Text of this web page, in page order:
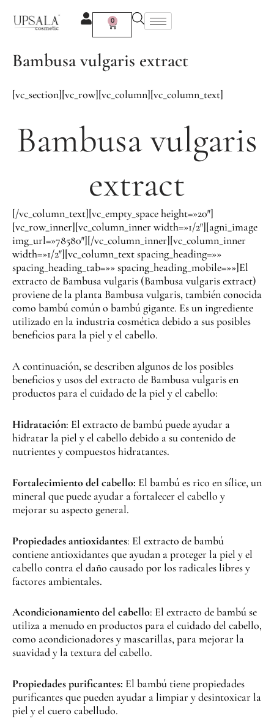
contenido
0
Carrito
Bambusa vulgaris extract
[vc_section][vc_row][vc_column][vc_column_text]
Bambusa vulgaris
extract
[/vc_column_text][vc_empty_space height=»20″]
[vc_row_inner][vc_column_inner width=»1/2″][agni_image
img_url=»78580″][/vc_column_inner][vc_column_inner
width=»1/2″][vc_column_text spacing_heading=»»
spacing_heading_tab=»» spacing_heading_mobile=»»]El
extracto de Bambusa vulgaris (Bambusa vulgaris extract)
proviene de la planta Bambusa vulgaris, también conocida
como bambú común o bambú gigante. Es un ingrediente
utilizado en la industria cosmética debido a sus posibles
beneficios para la piel y el cabello.
A continuación, se describen algunos de los posibles
beneficios y usos del extracto de Bambusa vulgaris en
productos para el cuidado de la piel y el cabello:
Hidratación: El extracto de bambú puede ayudar a
hidratar la piel y el cabello debido a su contenido de
nutrientes y compuestos hidratantes.
Fortalecimiento del cabello: El bambú es rico en sílice, un
mineral que puede ayudar a fortalecer el cabello y
mejorar su aspecto general.
Propiedades antioxidantes: El extracto de bambú
contiene antioxidantes que ayudan a proteger la piel y el
cabello contra el daño causado por los radicales libres y
factores ambientales.
Acondicionamiento del cabello: El extracto de bambú se
utiliza a menudo en productos para el cuidado del cabello,
como acondicionadores y mascarillas, para mejorar la
suavidad y la textura del cabello.
Propiedades purificantes: El bambú tiene propiedades
purificantes que pueden ayudar a limpiar y desintoxicar la
piel y el cuero cabelludo.